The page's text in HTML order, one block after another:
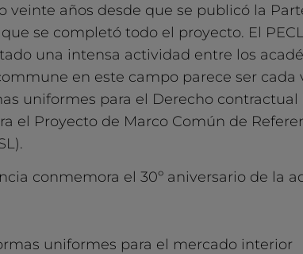
veinte años desde que se publicó la
se completó todo el proyecto. El
una intensa actividad entre los
en este campo parece ser
uniformes para el Derecho
el Proyecto de Marco Común de
conmemora el 30º aniversario de la
uniformes para el mercado interior